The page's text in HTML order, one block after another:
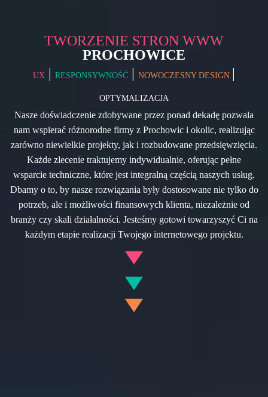
TWORZENIE STRON WWW
PROCHOWICE
UX | RESPONSYWNOŚĆ | NOWOCZESNY DESIGN |
OPTYMALIZACJA
Nasze doświadczenie zdobywane przez ponad dekadę pozwala
nam wspierać różnorodne firmy z Prochowic i okolic, realizując
zarówno niewielkie projekty, jak i rozbudowane przedsięwzięcia.
Każde zlecenie traktujemy indywidualnie, oferując pełne
wsparcie techniczne, które jest integralną częścią naszych usług.
Dbamy o to, by nasze rozwiązania były dostosowane nie tylko do
potrzeb, ale i możliwości finansowych klienta, niezależnie od
branży czy skali działalności. Jesteśmy gotowi towarzyszyć Ci na
każdym etapie realizacji Twojego internetowego projektu.